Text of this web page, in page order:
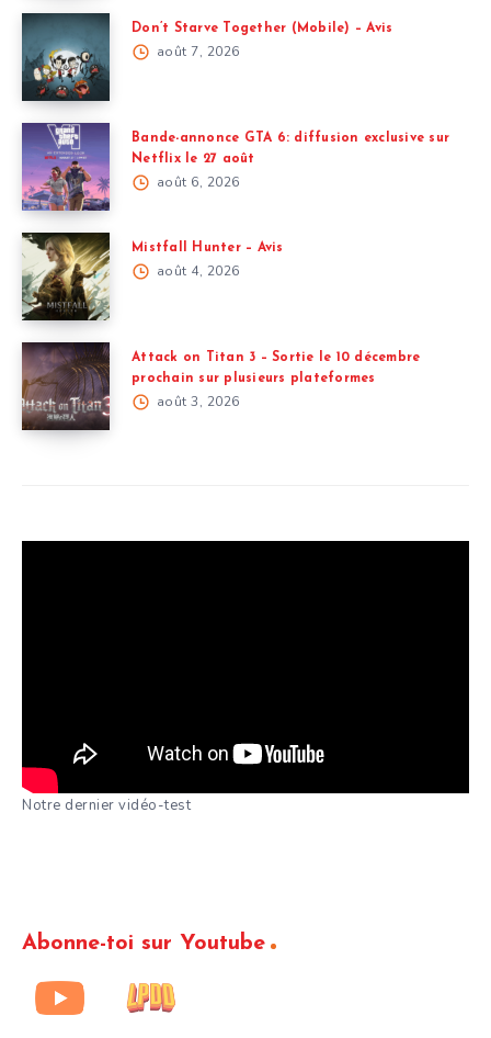
Don’t Starve Together (Mobile) – Avis
août 7, 2026
Bande-annonce GTA 6: diffusion exclusive sur
Netflix le 27 août
août 6, 2026
Mistfall Hunter – Avis
août 4, 2026
Attack on Titan 3 – Sortie le 10 décembre
prochain sur plusieurs plateformes
août 3, 2026
Notre dernier vidéo-test
Abonne-toi sur Youtube